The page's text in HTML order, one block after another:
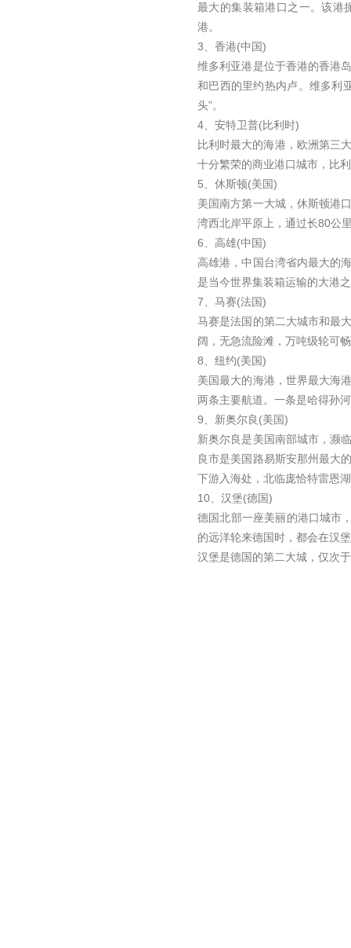
最大的集装箱港口之一。该港
港。
3、香港(中国)
维多利亚港是位于香港的香港
和巴西的里约热内卢。维多利
头”。
4、安特卫普(比利时)
比利时最大的海港，欧洲第三
十分繁荣的商业港口城市，比
5、休斯顿(美国)
美国南方第一大城，休斯顿港
湾西北岸平原上，通过长80公
6、高雄(中国)
高雄港，中国台湾省内最大的
是当今世界集装箱运输的大港
7、马赛(法国)
马赛是法国的第二大城市和最
阔，无急流险滩，万吨级轮可
8、纽约(美国)
美国最大的海港，世界最大海
两条主要航道。一条是哈得孙
9、新奥尔良(美国)
新奥尔良是美国南部城市，濒
良市是美国路易斯安那州最大
下游入海处，北临庞恰特雷恩
10、汉堡(德国)
德国北部一座美丽的港口城市
的远洋轮来德国时，都会在汉
汉堡是德国的第二大城，仅次